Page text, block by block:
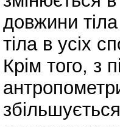
довжини
тіла в усіх
Крім того, з